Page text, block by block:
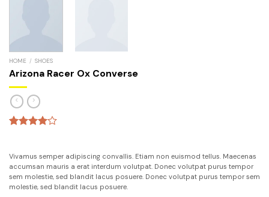
HOME / SHOES
Arizona Racer Ox Converse
of 5
based on
customer
ratings
Vivamus semper adipiscing convallis. Etiam non euismod tellus. Maecenas
accumsan mauris a erat interdum volutpat. Donec volutpat purus tempor
sem molestie, sed blandit lacus posuere. Donec volutpat purus tempor sem
molestie, sed blandit lacus posuere.